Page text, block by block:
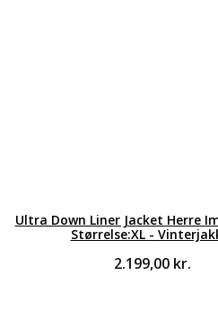
Ultra Down Liner Jacket Herre
Størrelse:XL -
2.199,00 kr.